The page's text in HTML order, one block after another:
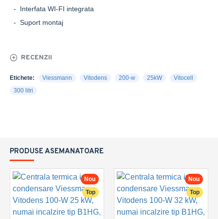
- Interfata WI-FI integrata
- Suport montaj
RECENZII
Etichete: Viessmann Vitodens 200-w 25kW
Vitocell
300 litri
PRODUSE ASEMANATOARE
Nou
Top
Nou
Top